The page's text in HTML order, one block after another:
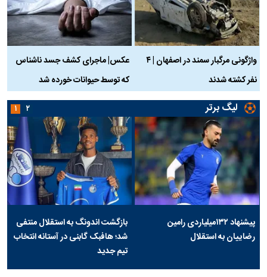
واژگونی مرگبار سمند در اصفهان | ۴
نفر کشته شدند
عکس| ماجرای کشف جسد ناشناس
که توسط حیوانات خورده شد
لیگ برتر
پیشنهاد ۱۳۲میلیاردی رامین
رضاییان به استقلال
بازگشت اندونگ به استقلال منتفی
شد؛ هافبک گابنی در آستانه انتخاب
تیم جدید
۱ ۲